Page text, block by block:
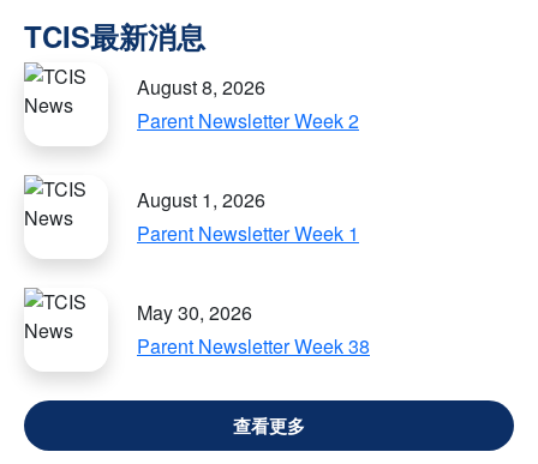
August 8, 2026
Parent Newsletter Week 2
August 1, 2026
Parent Newsletter Week 1
May 30, 2026
Parent Newsletter Week 38
VIEW ALL